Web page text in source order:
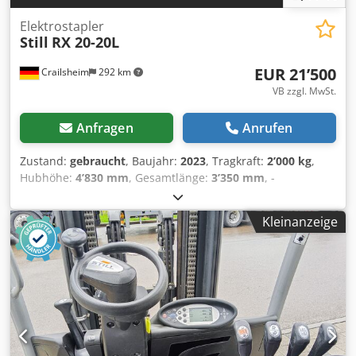
Crailsheim 292 km
Elektrostapler
Still RX 20-20L
EUR 21’500
VB zzgl. MwSt.
Anfragen Anrufen
Zustand: gebraucht, Baujahr: 2023, Tragkraft: 2’000 kg,
Hubhöhe: 4’830 mm, Gesamtlänge: 3’350 mm, -
Bedienung: Sitz - Lastschwerpunkt: 500 mm - Lastabstand
388 mm - Achslast mit Last vorn/hinten: 4860/623 kg -
Achslast ohne Last vorn/hinten 1689/1794kg - Spurweite
vorn/hinten 942/172 mm - Neigung Hubgerüst/Gabelträger
vor/zurück α/β 5/6 ° - Höhe über Schutzdach (niedrige
Variante) 2035 (1949) mm - Sitzhöhe/Standhöhe 965 mm -
Kupplunghöhe 473 mm - Gabelträger DIN 15173,
Klasse/Form A, B: ISO II A - Arbeitsgangbreite bei Palette
1000 x 1200 quer 3390 mm - Arbeitsgangbreite bei Palette
800 x 1200 längs 3516 mm - Wenderadius 1678 mm -
Kleinanzeige